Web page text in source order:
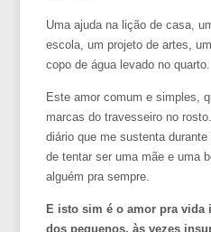
Uma ajuda na lição de casa,
escola, um projeto de artes,
copo de água levado no quarto.
Este amor comum e simples,
marcas do travesseiro no
diário que me sustenta
de tentar ser uma mãe e uma
alguém pra sempre.
E isto sim é o amor pra vida
dos pequenos, às vezes